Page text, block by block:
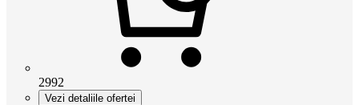
2992
Vezi detaliile ofertei